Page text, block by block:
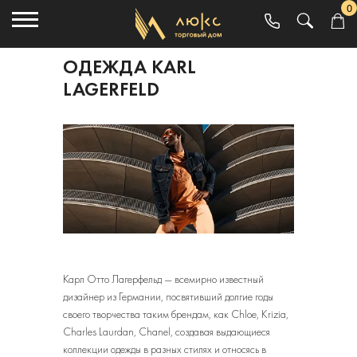
0
ОДЕЖДА KARL
LAGERFELD
Карл Отто Лагерфельд — всемирно известный
дизайнер из Германии, посвятивший долгие годы
своего творчества таким брендам, как Chloe, Krizia,
Charles Laurdan, Chanel, создавая выдающиеся
коллекции одежды в разных стилях и относясь в